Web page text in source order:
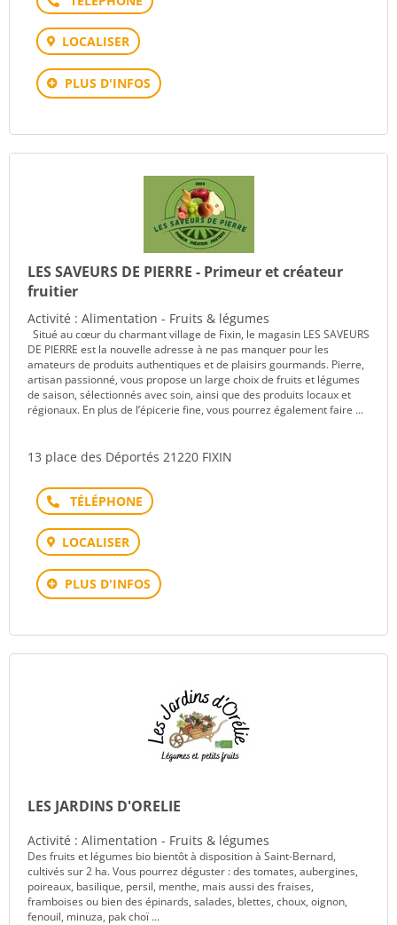
LOCALISER
PLUS D'INFOS
LES SAVEURS DE PIERRE - Primeur et créateur
fruitier
Activité : Alimentation - Fruits & légumes
Situé au cœur du charmant village de Fixin, le magasin LES SAVEURS
DE PIERRE est la nouvelle adresse à ne pas manquer pour les
amateurs de produits authentiques et de plaisirs gourmands. Pierre,
artisan passionné, vous propose un large choix de fruits et légumes
de saison, sélectionnés avec soin, ainsi que des produits locaux et
régionaux. En plus de l’épicerie fine, vous pourrez également faire ...
13 place des Déportés 21220 FIXIN
Téléphone
LOCALISER
PLUS D'INFOS
LES JARDINS D'ORELIE
Activité : Alimentation - Fruits & légumes
Des fruits et légumes bio bientôt à disposition à Saint-Bernard,
cultivés sur 2 ha. Vous pourrez déguster : des tomates, aubergines,
poireaux, basilique, persil, menthe, mais aussi des fraises,
framboises ou bien des épinards, salades, blettes, choux, oignon,
fenouil, minuza, pak choï ...